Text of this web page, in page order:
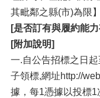
其毗鄰之縣(市)為限】
[是否訂有與履約能
[附加說明]
一.自公告招標之日
子領標,網址http://
據，每1憑據以投標